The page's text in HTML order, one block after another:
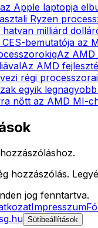
Apple laptopja
Ryzen
milliárd
bemutatója az
Az AMD
Az AMD
régi
egyik
nőtt az AMD MI-
hozzászólás.
jog fenntartva.
Impresszum
Sütibeállítások